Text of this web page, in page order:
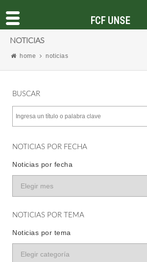
NOTICIAS
home noticias
BUSCAR
NOTICIAS POR FECHA
Noticias por fecha
NOTICIAS POR TEMA
Noticias por tema
FCF UNSE